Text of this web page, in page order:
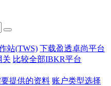
站(TWS) 下载盈透卓尚平台
关 比较全部IBKR平台
要提供的资料 账户类型选择